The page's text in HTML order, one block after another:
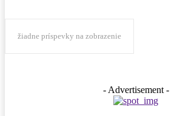
žiadne príspevky na zobrazenie
- Advertisement -